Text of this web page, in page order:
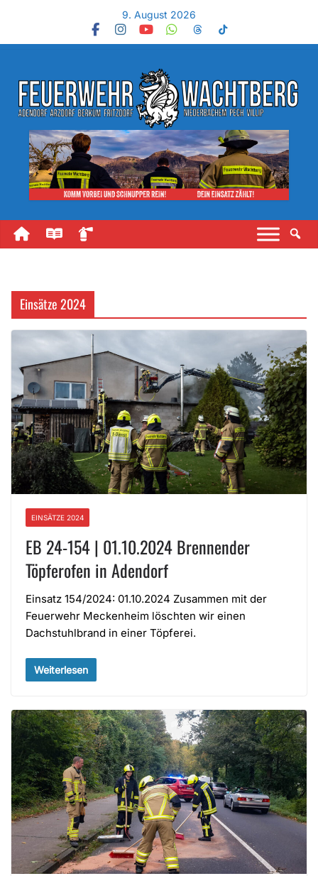
9. August 2026
Einsätze 2024
EINSÄTZE 2024
EB 24-154 | 01.10.2024 Brennender
Töpferofen in Adendorf
Einsatz 154/2024: 01.10.2024 Zusammen mit der
Feuerwehr Meckenheim löschten wir einen
Dachstuhlbrand in einer Töpferei.
Weiterlesen